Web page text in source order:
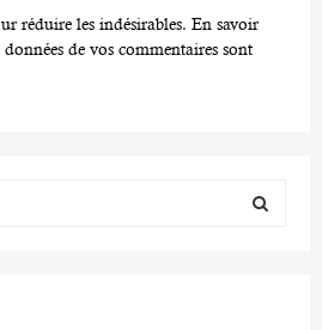
réduire les indésirables. En savoir
de vos commentaires sont